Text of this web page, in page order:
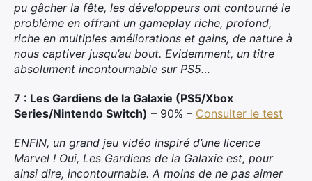
pu gâcher la fête, les développeurs ont contourné le
problème en offrant un gameplay riche, profond,
riche en multiples améliorations et gains, de nature à
nous captiver jusqu’au bout. Evidemment, un titre
absolument incontournable sur PS5…
7 : Les Gardiens de la Galaxie (PS5/Xbox
Series/Nintendo Switch) – 90% – Consulter le test
ENFIN, un grand jeu vidéo inspiré d’une licence
Marvel ! Oui, Les Gardiens de la Galaxie est, pour
ainsi dire, incontournable. A moins de ne pas aimer